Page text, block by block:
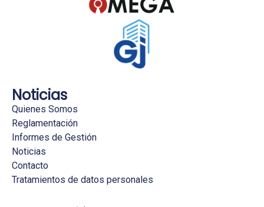
Noticias
Quienes Somos
Reglamentación
Informes de Gestión
Noticias
Contacto
Tratamientos de datos personales